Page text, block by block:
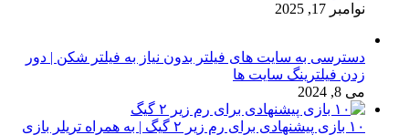
نوامبر 17, 2025
دسترسی به سایت های فیلتر بدون نیاز به فیلتر شکن | دور
زدن فیلترینگ سایت ها
می 8, 2024
۱۰ بازی پیشنهادی برای رم زیر ۲ گیگ | به همراه تریلر بازی